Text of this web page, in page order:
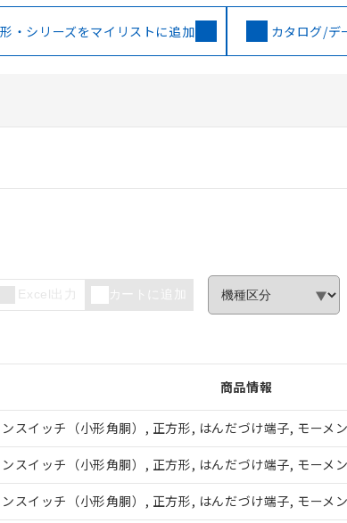
・シリーズをマイリストに追加 カタログ/デ
Excel出力 カートに追加
商品情報
スイッチ（小形角胴）, 正方形, はんだづけ端子, モーメ
スイッチ（小形角胴）, 正方形, はんだづけ端子, モーメ
スイッチ（小形角胴）, 正方形, はんだづけ端子, モーメ